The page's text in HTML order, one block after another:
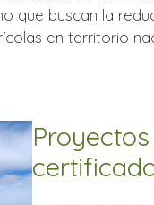
que buscan la
en territorio